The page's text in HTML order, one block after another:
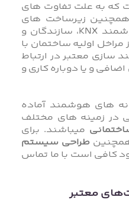
که به علت تفاوت های
زیرساخت های
مورد نیاز در ساختمان هوشمند KNX، سازندگان و
اولیه ساختمان با
معتبر در ارتباط
و یا دوباره کاری و
های هوشمند آماده
در زمینه های مختلف
میباشند. برای
طراحی سیستم
کافی است با ما تماس
معتبر